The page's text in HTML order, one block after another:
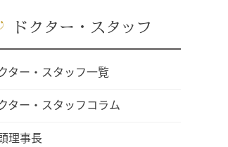
ドクター・スタッフ
ター・スタッフ一覧
ター・スタッフコラム
理事長